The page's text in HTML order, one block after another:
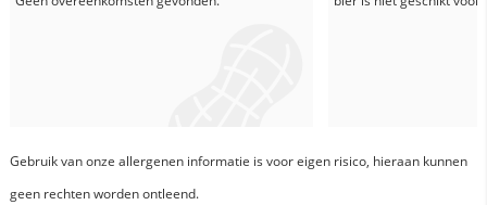
Gebruik van onze allergenen informatie is voor eigen risico, hieraan kunnen
geen rechten worden ontleend.